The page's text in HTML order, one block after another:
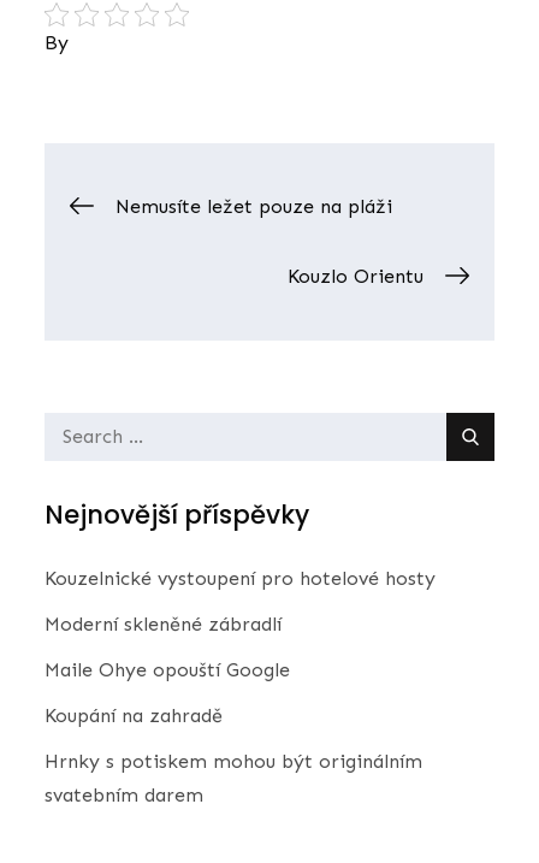
By
Navigace
Nemusíte ležet pouze na pláži
Kouzlo Orientu
Search
Nejnovější příspěvky
Kouzelnické vystoupení pro hotelové hosty
Moderní skleněné zábradlí
Maile Ohye opouští Google
Koupání na zahradě
Hrnky s potiskem mohou být originálním
svatebním darem